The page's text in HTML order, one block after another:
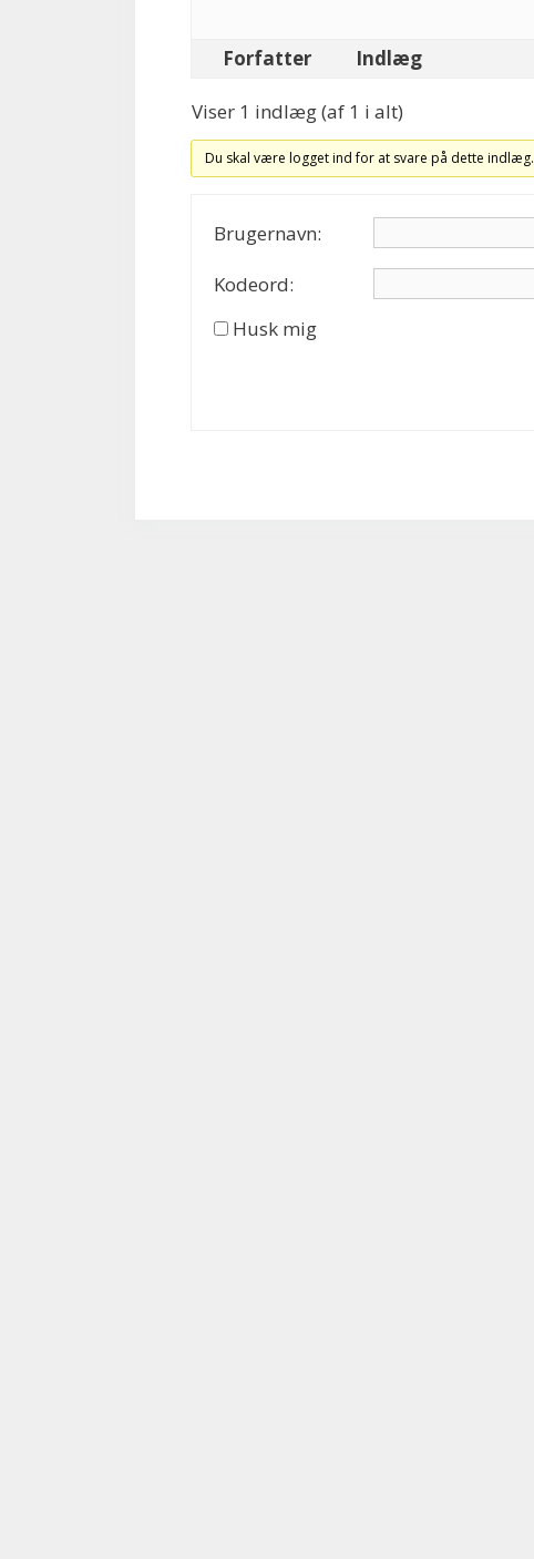
Forfatter Indlæg
Viser 1 indlæg (af 1 i alt)
Du skal være logget ind for at svare på dette indlæg.
Brugernavn:
Kodeord:
Husk mig